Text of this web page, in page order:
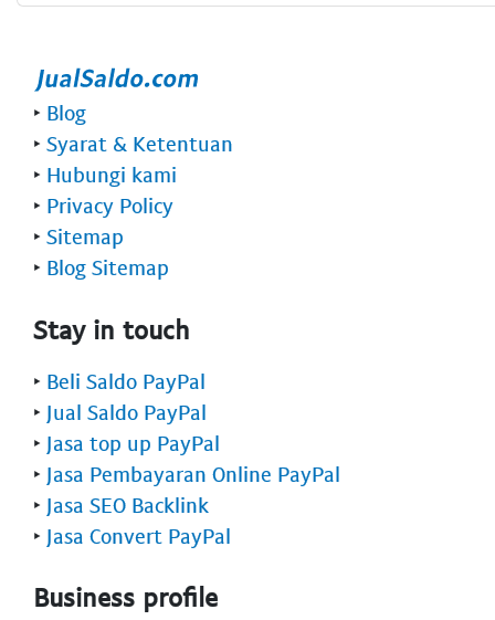
‣ Blog
‣ Syarat & Ketentuan
‣ Hubungi kami
‣ Privacy Policy
‣ Sitemap
‣ Blog Sitemap
Stay in touch
‣ Beli Saldo PayPal
‣ Jual Saldo PayPal
‣ Jasa top up PayPal
‣ Jasa Pembayaran Online PayPal
‣ Jasa SEO Backlink
‣ Jasa Convert PayPal
Business profile